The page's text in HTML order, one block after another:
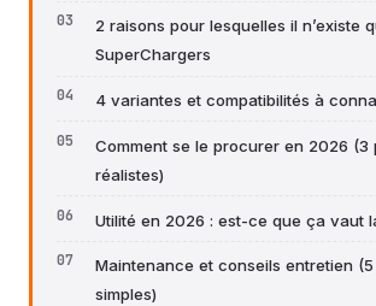
2 raisons pour lesquelles il n’existe
SuperChargers
4 variantes et compatibilités à
Comment se le procurer en 2026 (3
réalistes)
Utilité en 2026 : est-ce que ça vaut
Maintenance et conseils entretien
simples)